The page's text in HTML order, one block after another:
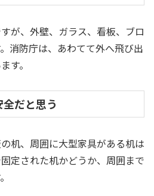
が、外壁、ガラス、看板、ブロ
消防庁は、あわてて外へ飛び出
す。
だと思う
机、周囲に大型家具がある机は
定された机かどうか、周囲まで